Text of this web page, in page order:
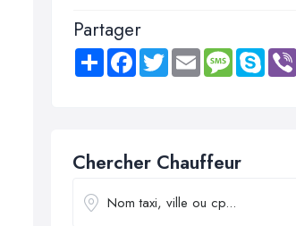
Partager
Share FacebookTwitter Email MessageSkype
Chercher Chauffeur